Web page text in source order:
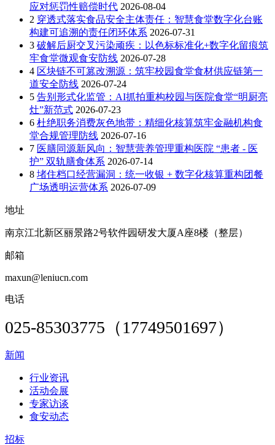
应对惩罚性赔偿时代 2026-08-04
2 穿透式落实食品安全主体责任：智慧食堂数字化台账
构建可追溯的责任闭环体系 2026-07-31
3 破解后厨交叉污染顽疾：以色标标准化+数字化留痕筑
牢食堂微观食安防线 2026-07-28
4 区块链不可篡改溯源：筑牢校园食堂食材供应链第一
道安全防线 2026-07-24
5 告别形式化监管：AI抓拍重构校园与医院食堂“明厨亮
灶”新范式 2026-07-23
6 杜绝职务消费灰色地带：精细化核算筑牢金融机构食
堂合规管理防线 2026-07-16
7 医膳同源新风向：智慧营养管理重构医院 “患者 - 医
护” 双轨膳食体系 2026-07-14
8 堵住档口经营漏洞：统一收银 + 数字化核算重构团餐
广场透明运营体系 2026-07-09
地址
南京江北新区丽景路2号软件园研发大厦A座8楼（整层）
邮箱
maxun@leniucn.com
电话
025-85303775（17749501697）
新闻
行业资讯
活动会展
专家访谈
食安动态
招标